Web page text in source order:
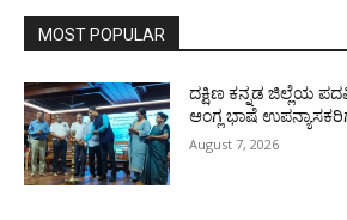
MOST POPULAR
ದಕ್ಷಿಣ ಕನ್ನಡ ಜಿಲ್ಲೆಯ
ಆಂಗ್ಲ ಭಾಷೆ
August 7, 2026